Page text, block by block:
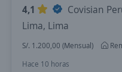
4,1
Covisian
Lima, Lima
S/. 1.200,00 (Mensual)
Hace 10 horas